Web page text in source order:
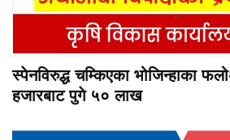
स्पेनविरुद्ध चम्किएका भोजिन्हाका
हजारबाट पुगे ५० लाख